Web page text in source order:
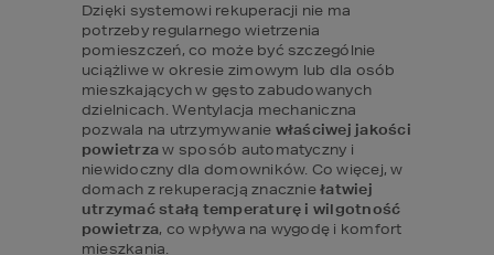
Dzięki systemowi rekuperacji nie ma
potrzeby regularnego wietrzenia
pomieszczeń, co może być szczególnie
uciążliwe w okresie zimowym lub dla osób
mieszkających w gęsto zabudowanych
dzielnicach. Wentylacja mechaniczna
pozwala na utrzymywanie właściwej jakości
powietrza w sposób automatyczny i
niewidoczny dla domowników. Co więcej, w
domach z rekuperacją znacznie łatwiej
utrzymać stałą temperaturę i wilgotność
powietrza, co wpływa na wygodę i komfort
mieszkania.